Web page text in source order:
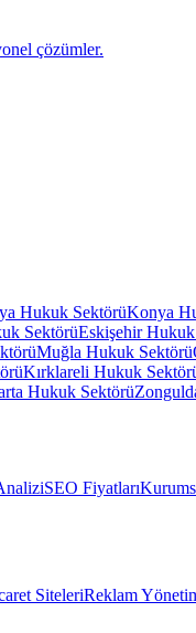
çözümler.
Hukuk SektörüKonya
SektörüEskişehir Hukuk
Muğla Hukuk Sektörü
Kırklareli Hukuk
Hukuk Sektörü
SEO Fiyatları
SiteleriReklam